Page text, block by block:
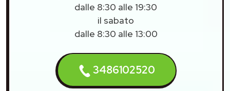
dalle 8:30 alle 19:30
il sabato
dalle 8:30 alle 13:00
3486102520